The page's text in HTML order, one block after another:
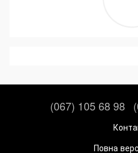
(067) 105 68 98
Повна